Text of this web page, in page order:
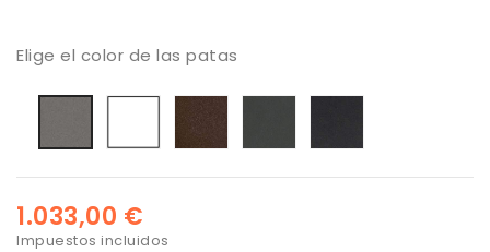
Elige el color de las patas
1.033,00 €
Impuestos incluidos